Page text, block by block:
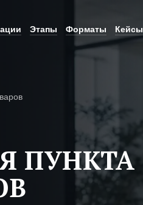
Этапы Форматы Кейсы
ПУНКТА